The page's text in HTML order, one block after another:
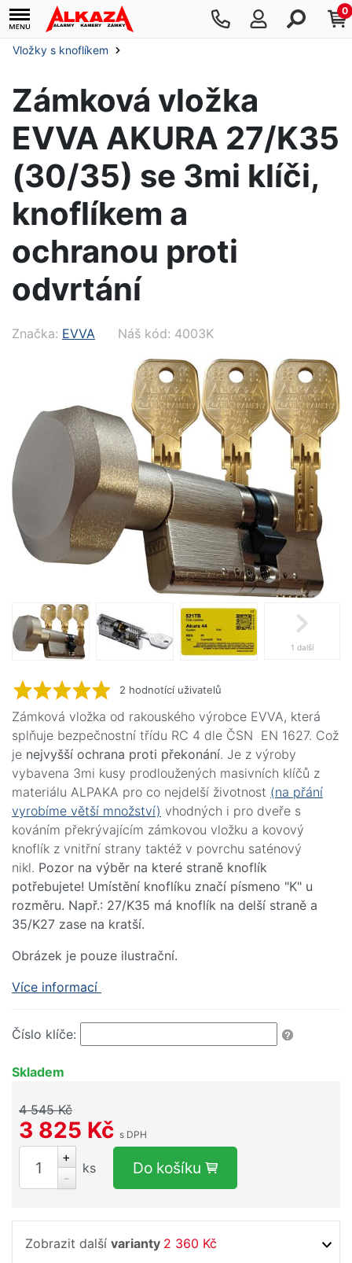
0
Vložky s knoflíkem
Zámková vložka
EVVA AKURA 27/K35
(30/35) se 3mi klíči,
knoflíkem a
ochranou proti
odvrtání
Značka: EVVA Náš kód: 4003K
1 další
2 hodnotící uživatelů
Zámková vložka od rakouského výrobce EVVA, která
splňuje bezpečnostní třídu RC 4 dle ČSN EN 1627. Což
je nejvyšší ochrana proti překonání. Je z výroby
vybavena 3mi kusy prodloužených masivních klíčů z
materiálu ALPAKA pro co nejdelší životnost (na přání
vyrobíme větší množství) vhodných i pro dveře s
kováním překrývajícím zámkovou vložku a kovový
knoflík z vnitřní strany taktéž v povrchu saténový
nikl. Pozor na výběr na které straně knoflík
potřebujete! Umístění knoflíku značí písmeno "K" u
rozměru. Např.: 27/K35 má knoflík na delší straně a
35/K27 zase na kratší.
Obrázek je pouze ilustrační.
Více informací
Číslo klíče:
Skladem
4 545 Kč
3 825 Kč s DPH
+
-
ks Do košíku
Zobrazit další varianty 2 360 Kč